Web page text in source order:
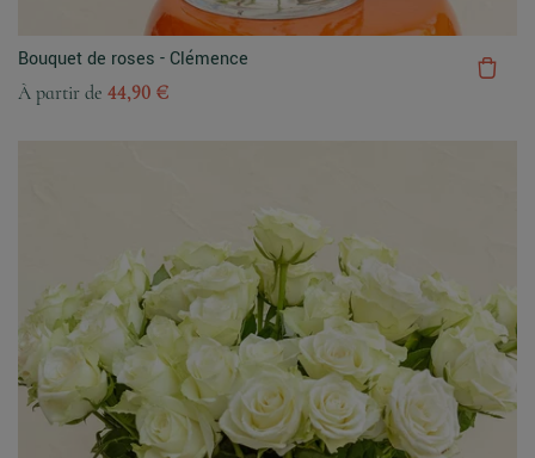
Bouquet de roses - Clémence
À partir de 44,90 €